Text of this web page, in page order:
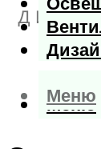
Меню
Меню